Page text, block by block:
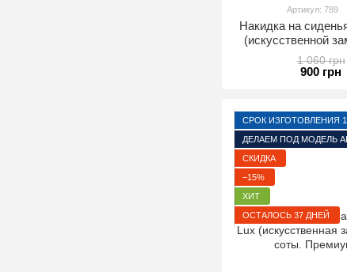
Артикул: 789
Накидка на
(искусственной
соты.1 060 грн
900 грн
СРОК ИЗГОТОВЛЕНИЯ
ДЕЛАЕМ ПОД МОДЕЛЬ
СКИДКА
−15%
ХИТ
ОСТАЛОСЬ 37 ДНЕЙ